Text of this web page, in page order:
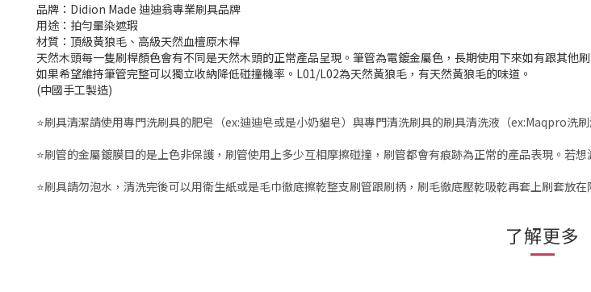
品牌：Didion Made 迪迪翁專業刷具品牌
用途：拍勻暈染遮瑕
材質：頂級黃狼毛、高級天然血檀原木桿
天然木頭每一隻刷桿顏色會有不同是天然木頭的正常產品呈現。 筆管為電鍍金屬色，長期使用下來如有跟其他
如果希望維持筆管完整可以獨立收納降低碰撞機率。 L01/L02為天然黃狼毛，有天然黃狼毛的味道。
(中國手工製造)
⭐刷具清潔請使用專門洗刷具的肥皂（ex:迪迪皂或是小奶貓皂）與專門清洗刷具的刷具清洗液（ex:Maqpro洗
⭐刷管的金屬鍍膜目的是上色非保護， 刷管使用上多少互相摩擦碰撞，刷管都會有痕跡為正常的產品表現。 若想
⭐刷具請勿泡水，清洗完後可以用衛生紙或是毛巾徹底擦乾整支刷管跟刷柄，刷毛徹底壓乾吸乾再套上刷套放
了解更多